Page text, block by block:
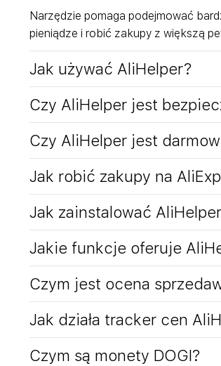
Narzędzie pomaga podejmować
pieniądze i robić zakupy z większą
Jak używać AliHelper?
Czy AliHelper jest
Czy AliHelper jest
Jak robić zakupy na
Jak zainstalować
Jakie funkcje oferuje
Czym jest ocena
Jak działa tracker cen
Czym są monety DOGI?